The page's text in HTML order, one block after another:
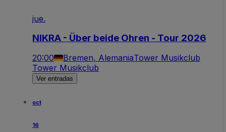
jue.
NIKRA - Über beide Ohren - Tour 2026
20:00 Bremen, AlemaniaTower Musikclub
Tower Musikclub
Ver entradas
oct
16